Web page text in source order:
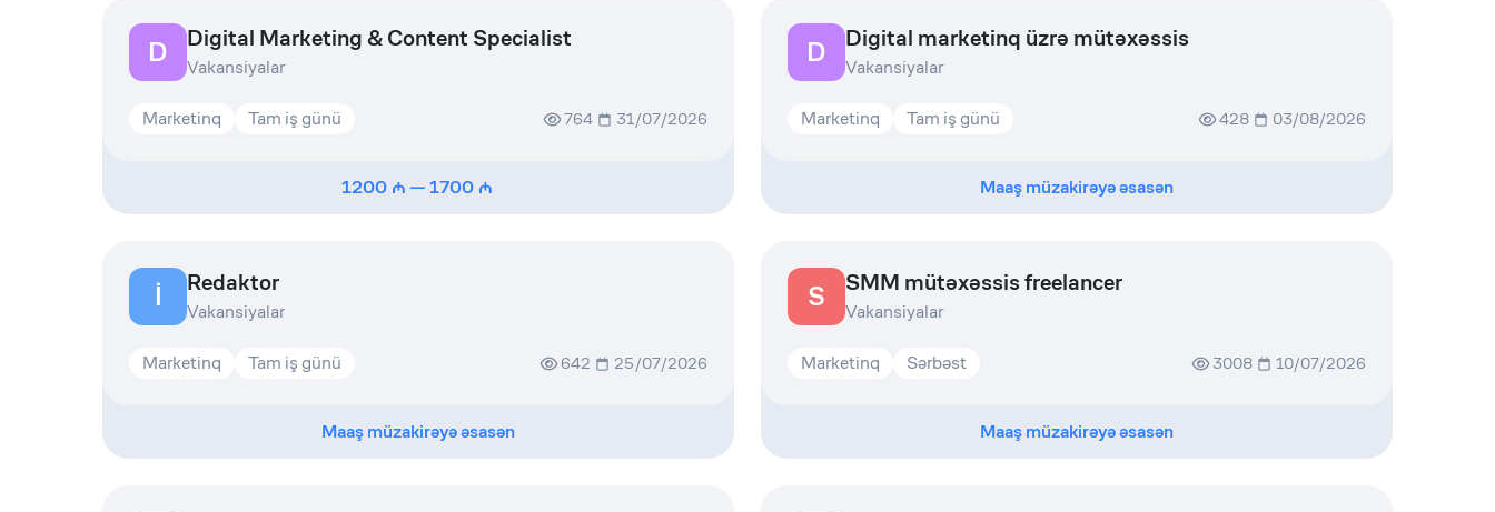
D Digital Marketing & Content Specialist
Vakansiyalar
Marketinq Tam iş günü 764 31/07/2026
1200 —1700
D Digital marketinq üzrə mütəxəssis
Vakansiyalar
Marketinq Tam iş günü 428 03/08/2026
Maaş müzakirəyə əsasən
İ Redaktor
Vakansiyalar
Marketinq Tam iş günü 642 25/07/2026
Maaş müzakirəyə əsasən
S SMM mütəxəssis freelancer
Vakansiyalar
Marketinq Sərbəst 3008 10/07/2026
Maaş müzakirəyə əsasən